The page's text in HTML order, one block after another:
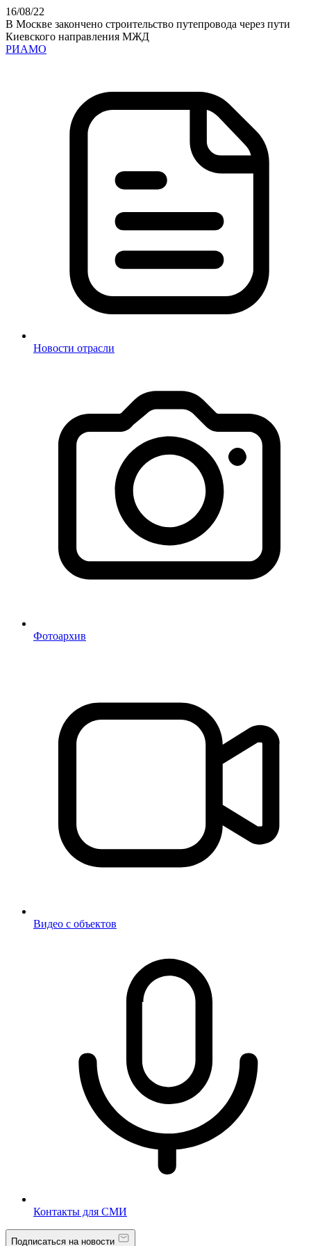
16/08/22
В Москве закончено строительство путепровода через пути
Киевского направления МЖД
РИАМО
Новости отрасли
Фотоархив
Видео с объектов
Контакты для СМИ
Подписаться на новости